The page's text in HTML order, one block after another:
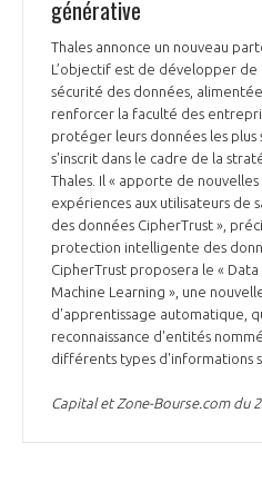
générative
Thales annonce un nouveau
L’objectif est de développer de
sécurité des données,
renforcer la faculté des
protéger leurs données les plus
s'inscrit dans le cadre de la
Thales. Il « apporte de
expériences aux utilisateurs de
des données CipherTrust »,
protection intelligente des
CipherTrust proposera le «
Machine Learning », une
d'apprentissage automatique,
reconnaissance d'entités
différents types d'informations
Capital et Zone-Bourse.com du